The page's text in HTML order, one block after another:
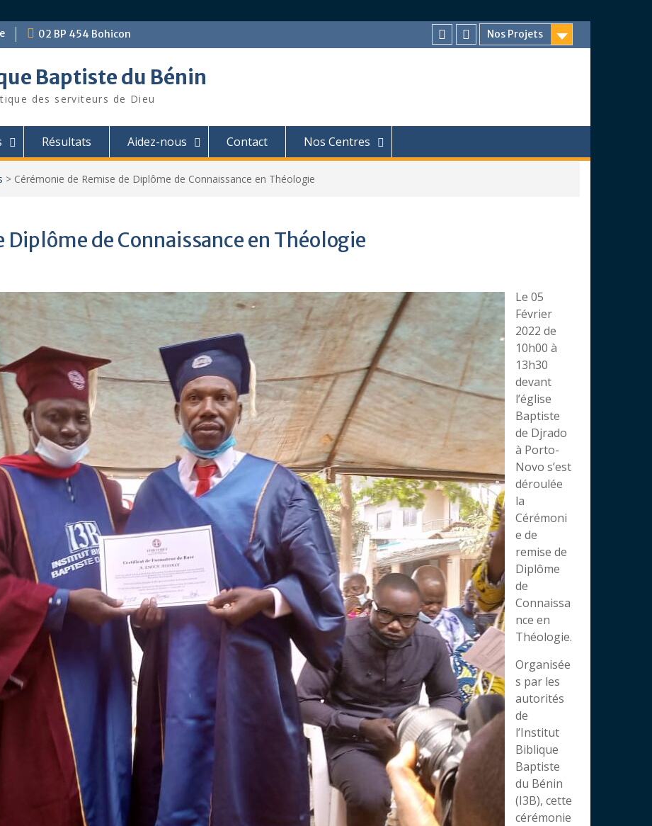
02 BP 454 Bohicon
Nos Projets
Facebook
Chaîne
Baptiste du Bénin
des serviteurs de Dieu
Résultats Aidez-nous Contact Nos Centres
> Cérémonie de Remise de Diplôme de Connaissance en Théologie
Diplôme de Connaissance en Théologie
Le 05
Février
2022 de
10h00 à
13h30
devant
l’église
Baptiste
de Djrado
à Porto-
Novo s’est
déroulée
la
Cérémoni
e de
remise de
Diplôme
de
Connaissa
nce en
Théologie.
Organisée
s par les
autorités
de
l’Institut
Biblique
Baptiste
du Bénin
(I3B), cette
cérémonie